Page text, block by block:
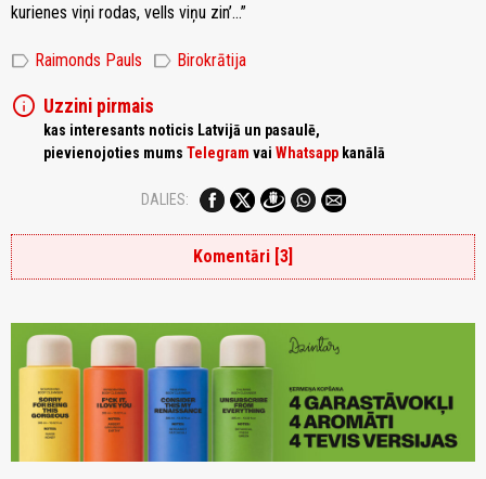
kurienes viņi rodas, vells viņu zin’…”
label Raimonds Pauls label Birokrātija
info Uzzini pirmais
kas interesants noticis Latvijā un pasaulē,
pievienojoties mums Telegram vai Whatsapp kanālā
DALIES:
Komentāri [3]